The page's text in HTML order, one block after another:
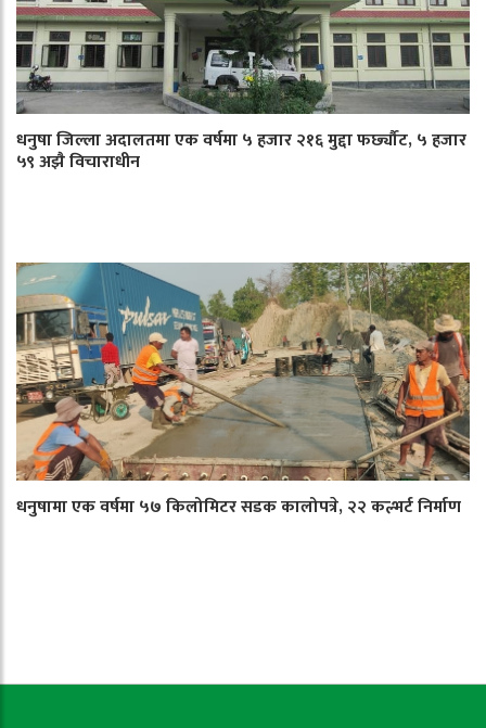
धनुषा जिल्ला अदालतमा एक वर्षमा ५ हजार २१६ मुद्दा फर्छ्यौट, ५ हजार
५९ अझै विचाराधीन
धनुषामा एक वर्षमा ५७ किलोमिटर सडक कालोपत्रे, २२ कल्भर्ट निर्माण